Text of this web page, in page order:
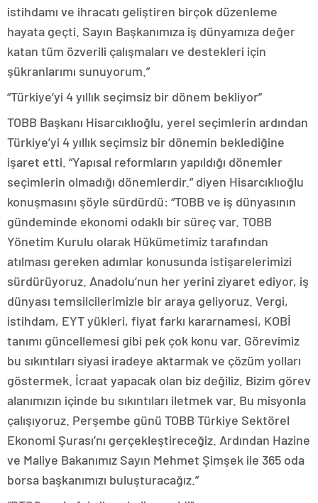
istihdamı ve ihracatı geliştiren birçok düzenleme
hayata geçti. Sayın Başkanımıza iş dünyamıza değer
katan tüm özverili çalışmaları ve destekleri için
şükranlarımı sunuyorum.”
“Türkiye’yi 4 yıllık seçimsiz bir dönem bekliyor”
TOBB Başkanı Hisarcıklıoğlu, yerel seçimlerin ardından
Türkiye’yi 4 yıllık seçimsiz bir dönemin beklediğine
işaret etti. “Yapısal reformların yapıldığı dönemler
seçimlerin olmadığı dönemlerdir.” diyen Hisarcıklıoğlu
konuşmasını şöyle sürdürdü: “TOBB ve iş dünyasının
gündeminde ekonomi odaklı bir süreç var. TOBB
Yönetim Kurulu olarak Hükümetimiz tarafından
atılması gereken adımlar konusunda istişarelerimizi
sürdürüyoruz. Anadolu’nun her yerini ziyaret ediyor, iş
dünyası temsilcilerimizle bir araya geliyoruz. Vergi,
istihdam, EYT yükleri, fiyat farkı kararnamesi, KOBİ
tanımı güncellemesi gibi pek çok konu var. Görevimiz
bu sıkıntıları siyasi iradeye aktarmak ve çözüm yolları
göstermek. İcraat yapacak olan biz değiliz. Bizim görev
alanımızın içinde bu sıkıntıları iletmek var. Bu misyonla
çalışıyoruz. Perşembe günü TOBB Türkiye Sektörel
Ekonomi Şurası’nı gerçekleştireceğiz. Ardından Hazine
ve Maliye Bakanımız Sayın Mehmet Şimşek ile 365 oda
borsa başkanımızı buluşturacağız.”